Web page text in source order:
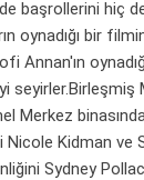
başrollerini hiç
oynadığı bir
Annan'ın
seyirler.Birleşmiş
Merkez
Nicole Kidman ve
Sydney